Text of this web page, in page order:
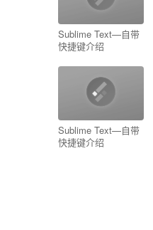
Sublime Text—自带
快捷键介绍
Sublime Text—自带
快捷键介绍